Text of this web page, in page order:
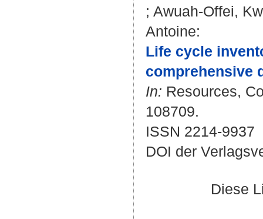
; Awuah-Offei,
Antoine:
Life cycle
comprehensive
In: Resources,
108709.
ISSN 2214-9937
DOI der
Diese